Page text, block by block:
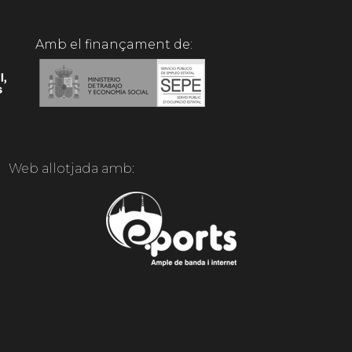
Amb el finançament de:
Web allotjada amb: